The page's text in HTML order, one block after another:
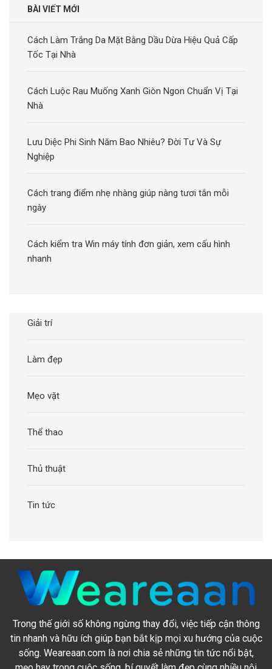
BÀI VIẾT MỚI
Cách Làm Trắng Da Mặt Bằng Dầu Dừa Hiệu Quả Cấp
Tốc Tại Nhà
Cách Luộc Rau Muống Xanh Giòn Ngon Chuẩn Vị Tại
Nhà
Lưu Diệc Phi Sinh Năm Bao Nhiêu? Đời Tư Và Sự
Nghiệp
Cách trang điểm nhẹ nhàng giúp nàng tươi tắn mỗi
ngày
Cách kiểm tra Win máy tính đơn giản, xem cấu hình
nhanh
Giải trí
Làm đẹp
Mẹo vặt
Thể thao
Thủ thuật
Tin tức
Trong thế giới số không ngừng thay đổi, việc tiếp cận thông
tin nhanh và hữu ích giúp bạn bắt kịp mọi xu hướng của cuộc
sống. Weareaan.com là nơi chia sẻ những tin tức nổi bật,